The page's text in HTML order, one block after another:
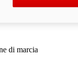
di marcia